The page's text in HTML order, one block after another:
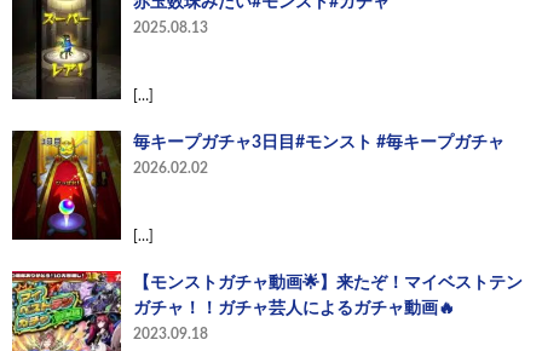
2025.08.13
[…]
毎キープガチャ3日目#モンスト #毎キープガチャ
2026.02.02
[…]
【モンストガチャ動画🌟】来たぞ！マイベストテン
ガチャ！！ガチャ芸人によるガチャ動画🔥
2023.09.18